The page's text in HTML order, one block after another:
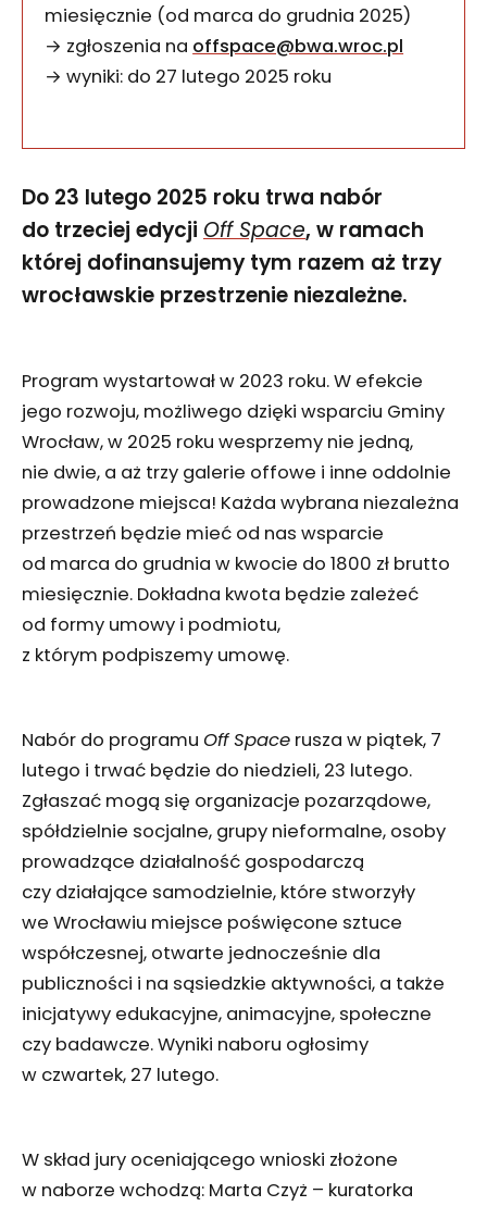
miesięcznie (od marca do grudnia 2025)
→ zgłoszenia na offspace@bwa.wroc.pl
→ wyniki: do 27 lutego 2025 roku
Do 23 lutego 2025 roku trwa nabór
do trzeciej edycji Off Space, w ramach
której dofinansujemy tym razem aż trzy
wrocławskie przestrzenie niezależne.
Program wystartował w 2023 roku. W efekcie
jego rozwoju, możliwego dzięki wsparciu Gminy
Wrocław, w 2025 roku wesprzemy nie jedną,
nie dwie, a aż trzy galerie offowe i inne oddolnie
prowadzone miejsca! Każda wybrana niezależna
przestrzeń będzie mieć od nas wsparcie
od marca do grudnia w kwocie do 1800 zł brutto
miesięcznie. Dokładna kwota będzie zależeć
od formy umowy i podmiotu,
z którym podpiszemy umowę.
Nabór do programu Off Space rusza w piątek, 7
lutego i trwać będzie do niedzieli, 23 lutego.
Zgłaszać mogą się organizacje pozarządowe,
spółdzielnie socjalne, grupy nieformalne, osoby
prowadzące działalność gospodarczą
czy działające samodzielnie, które stworzyły
we Wrocławiu miejsce poświęcone sztuce
współczesnej, otwarte jednocześnie dla
publiczności i na sąsiedzkie aktywności, a także
inicjatywy edukacyjne, animacyjne, społeczne
czy badawcze. Wyniki naboru ogłosimy
w czwartek, 27 lutego.
W skład jury oceniającego wnioski złożone
w naborze wchodzą: Marta Czyż – kuratorka